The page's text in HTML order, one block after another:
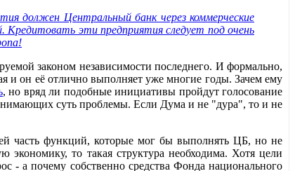
должен Центральный банк через коммерческие
Кредитовать эти предприятия следует под очень
законом независимости последнего. И формально,
и он её отлично выполняет уже многие годы. Зачем ему
, но вряд ли подобные инициативы пройдут голосование
суть проблемы. Если Дума и не "дура", то и не
часть функций, которые мог бы выполнять ЦБ, но не
то такая структура необходима. Хотя цели
- а почему собственно средства Фонда национального